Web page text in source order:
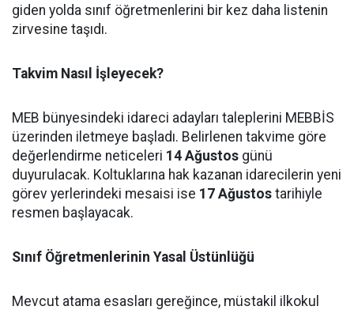
giden yolda sınıf öğretmenlerini bir kez daha listenin
zirvesine taşıdı.
Takvim Nasıl İşleyecek?
MEB bünyesindeki idareci adayları taleplerini MEBBİS
üzerinden iletmeye başladı. Belirlenen takvime göre
değerlendirme neticeleri 14 Ağustos günü
duyurulacak. Koltuklarına hak kazanan idarecilerin yeni
görev yerlerindeki mesaisi ise 17 Ağustos tarihiyle
resmen başlayacak.
Sınıf Öğretmenlerinin Yasal Üstünlüğü
Mevcut atama esasları gereğince, müstakil ilkokul